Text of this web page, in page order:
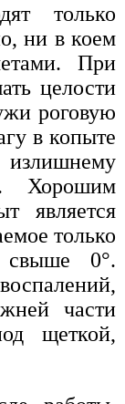
только
ни в коем
При
целости
роговую
в копыте
Хорошим
является
только
свыше 0°.
части
щеткой,